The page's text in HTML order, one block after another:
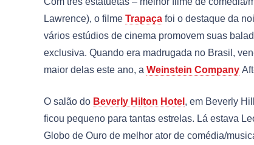
Lawrence), o filme Trapaça foi o destaque da
vários estúdios de cinema promovem suas
exclusiva. Quando era madrugada no Brasil,
maior delas este ano, a Weinstein Company
O salão do Beverly Hilton Hotel , em Beverly
ficou pequeno para tantas estrelas. Lá estava
Globo de Ouro de melhor ator de comédia/